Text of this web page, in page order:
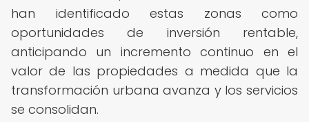
han identificado estas zonas como
oportunidades de inversión rentable,
anticipando un incremento continuo en el
valor de las propiedades a medida que la
transformación urbana avanza y los servicios
se consolidan.